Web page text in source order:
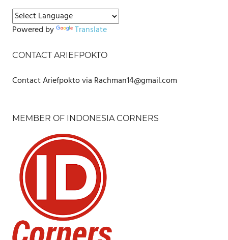
Powered by Translate
CONTACT ARIEFPOKTO
Contact Ariefpokto via Rachman14@gmail.com
MEMBER OF INDONESIA CORNERS